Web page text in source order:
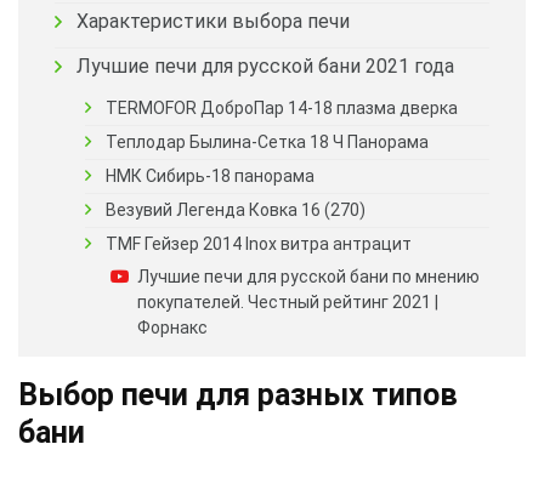
Характеристики выбора печи
Лучшие печи для русской бани 2021 года
TERMOFOR ДоброПар 14-18 плазма дверка
Теплодар Былина-Сетка 18 Ч Панорама
НМК Сибирь-18 панорама
Везувий Легенда Ковка 16 (270)
TMF Гейзер 2014 Inox витра антрацит
Лучшие печи для русской бани по мнению
покупателей. Честный рейтинг 2021 |
Форнакс
Выбор печи для разных типов
бани